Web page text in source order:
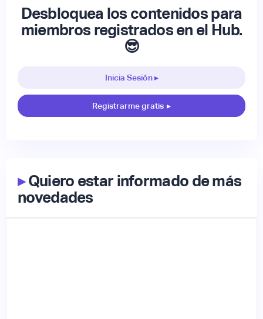
Desbloquea los contenidos para
miembros registrados en el Hub.
😎
Inicia Sesión ▸
Registrarme gratis ▸
▸Quiero estar informado de más
novedades